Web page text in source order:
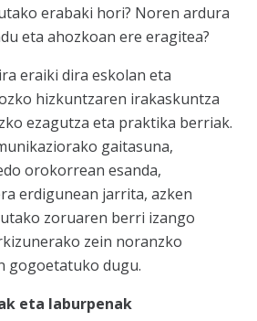
erabaki hori? Noren ardura
eta ahozkoan ere eragitea?
eraiki dira eskolan eta
hizkuntzaren irakaskuntza
ezagutza eta praktika berriak.
gaitasuna,
orokorrean esanda,
erdigunean jarrita, azken
zoruaren berri izango
zein noranzko
gogoetatuko dugu.
eta laburpenak